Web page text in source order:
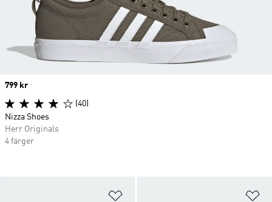
Price
799 kr
(40)
Nizza Shoes
Herr Originals
4 färger